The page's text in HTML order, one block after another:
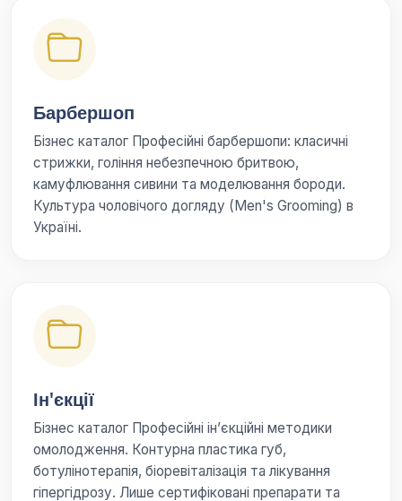
Барбершоп
Бізнес каталог Професійні барбершопи: класичні
стрижки, гоління небезпечною бритвою,
камуфлювання сивини та моделювання бороди.
Культура чоловічого догляду (Men's Grooming) в
Україні.
Ін'єкції
Бізнес каталог Професійні ін’єкційні методики
омолодження. Контурна пластика губ,
ботулінотерапія, біоревіталізація та лікування
гіпергідрозу. Лише сертифіковані препарати та